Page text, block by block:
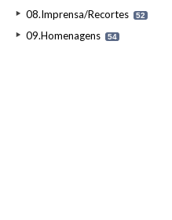
08.Imprensa/Recortes 52
09.Homenagens 54